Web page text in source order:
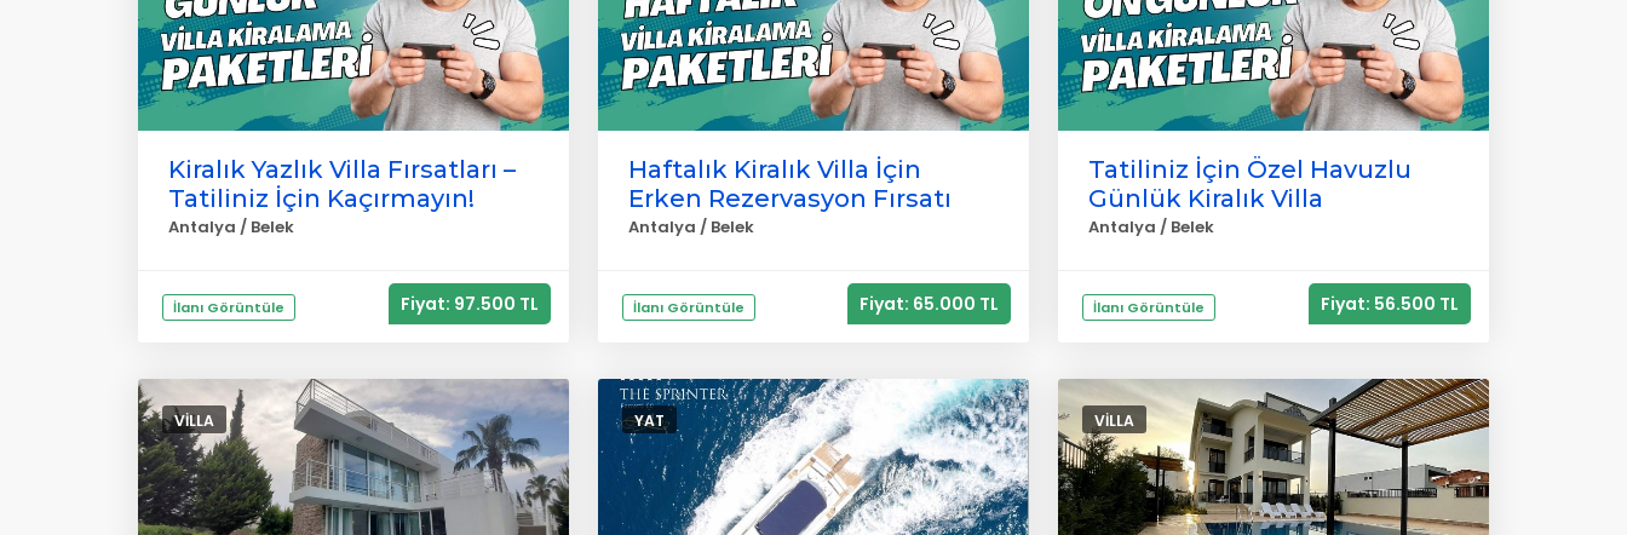
Kiralık Yazlık Villa Fırsatları –
Tatiliniz İçin Kaçırmayın!
Antalya / Belek
İlanı Görüntüle Fiyat: 97.500 TL
Haftalık Kiralık Villa İçin
Erken Rezervasyon Fırsatı
Antalya / Belek
İlanı Görüntüle Fiyat: 65.000 TL
Tatiliniz İçin Özel Havuzlu
Günlük Kiralık Villa
Antalya / Belek
İlanı Görüntüle Fiyat: 56.500 TL
VILLA YAT VILLA